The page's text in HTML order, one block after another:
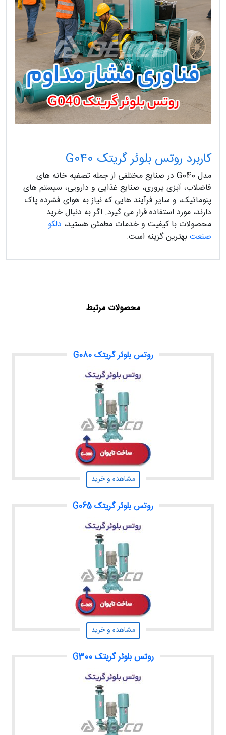
کاربرد روتس بلوئر گریتک G040
مدل G040 در صنایع مختلفی از جمله تصفیه‌ خانه‌ های
فاضلاب، آبزی ‌پروری، صنایع غذایی و دارویی، سیستم‌ های
پنوماتیک، و سایر فرآیند هایی که نیاز به هوای فشرده پاک
دارند، مورد استفاده قرار می‌ گیرد. اگر به دنبال خرید
محصولات با کیفیت و خدمات مطمئن هستید، دلکو
صنعتبهترین گزینه است.
محصولات مرتبط
روتس بلوئر گریتک G080
مشاهده و خرید
روتس بلوئر گریتک G065
مشاهده و خرید
روتس بلوئر گریتک G300